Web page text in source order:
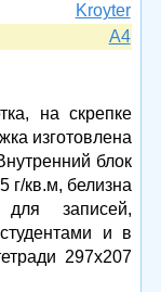
Kroyter
A4
на скрепке
изготовлена
блок
г/кв.м, белизна
для записей,
и в
297х207